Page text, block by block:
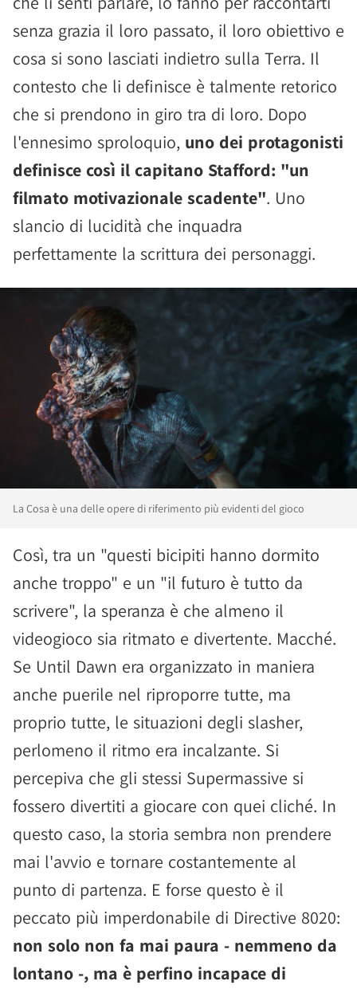
senza grazia il loro passato, il loro obiettivo e
cosa si sono lasciati indietro sulla Terra. Il
contesto che li definisce è talmente retorico
che si prendono in giro tra di loro. Dopo
l'ennesimo sproloquio, uno dei protagonisti
definisce così il capitano Stafford: "un
filmato motivazionale scadente". Uno
slancio di lucidità che inquadra
perfettamente la scrittura dei personaggi.
La Cosa è una delle opere di riferimento più evidenti del gioco
Così, tra un "questi bicipiti hanno dormito
anche troppo" e un "il futuro è tutto da
scrivere", la speranza è che almeno il
videogioco sia ritmato e divertente. Macché.
Se Until Dawn era organizzato in maniera
anche puerile nel riproporre tutte, ma
proprio tutte, le situazioni degli slasher,
perlomeno il ritmo era incalzante. Si
percepiva che gli stessi Supermassive si
fossero divertiti a giocare con quei cliché. In
questo caso, la storia sembra non prendere
mai l'avvio e tornare costantemente al
punto di partenza. E forse questo è il
peccato più imperdonabile di Directive 8020:
non solo non fa mai paura - nemmeno da
lontano -, ma è perfino incapace di